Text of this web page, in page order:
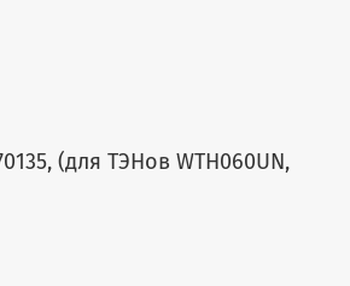
(для ТЭНов WTH060UN,